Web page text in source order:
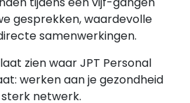
gesprekken, waardevolle
samenwerkingen.
zien waar JPT Personal
werken aan je gezondheid
netwerk.